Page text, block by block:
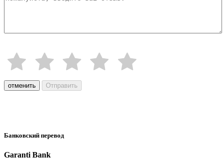
отменить Отправить
Банковский перевод
Garanti Bank